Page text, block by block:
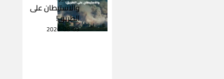
والاستيطان على
الطريق!
2026-08-03